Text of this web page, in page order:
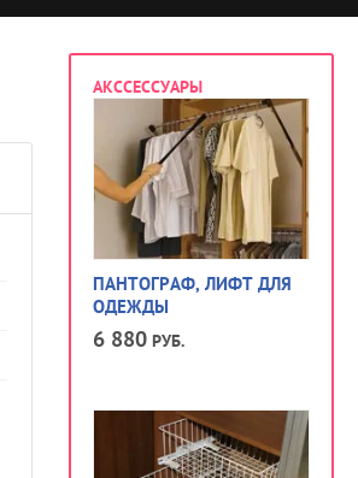
АКССЕССУАРЫ
ПАНТОГРАФ, ЛИФТ ДЛЯ
ОДЕЖДЫ
6 880 РУБ.